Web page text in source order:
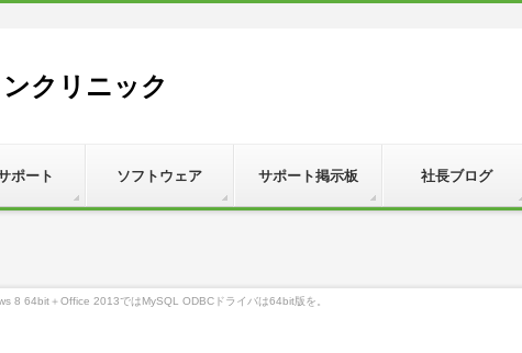
クリニック
ポート ソフトウェア サポート掲示板 社長ブログ
8 64bit＋Office 2013ではMySQL ODBCドライバは64bit版を。